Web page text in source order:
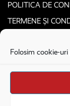
Folosim cookie-
POLITICA DE
TERMENE ȘI
Brandul Recorder e